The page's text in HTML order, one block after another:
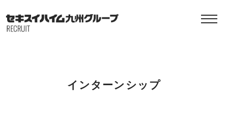
インターンシップ